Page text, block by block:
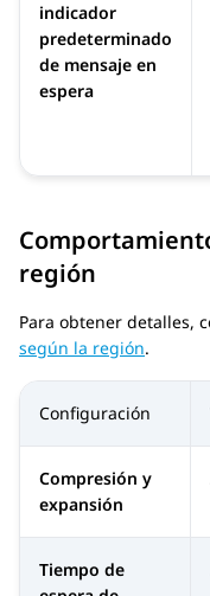
indicador
predeterminado
de mensaje en
espera
región
Para obtener detalles,
según la región.
Configuración
Compresión y
expansión
Tiempo de